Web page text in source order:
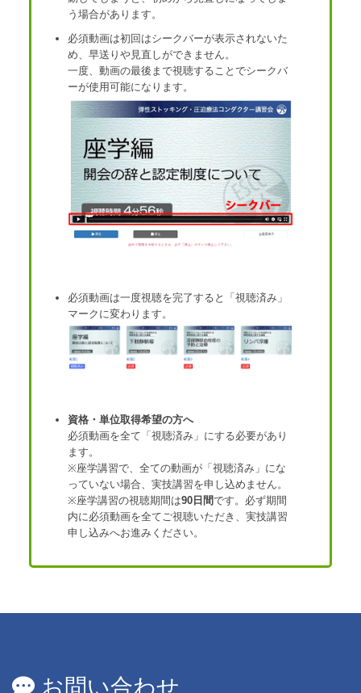
講習プログラム
開催スケジュール
受講者登録
う場合があります。
必須動画は初回はシークバーが表示されないた
め、早送りや見直しができません。
一度、動画の最後まで視聴することでシークバ
ーが使用可能になります。
必須動画は一度視聴を完了すると「視聴済み」
マークに変わります。
資格・単位取得希望の方へ
必須動画を全て「視聴済み」にする必要があり
ます。
※座学講習で、全ての動画が「視聴済み」にな
っていない場合、実技講習を申し込めません。
※座学講習の視聴期間は90日間です。必ず期間
内に必須動画を全てご視聴いただき、実技講習
申し込みへお進みください。
お問い合わせ